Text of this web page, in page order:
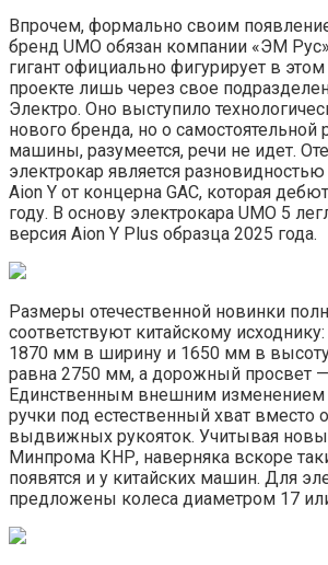
Впрочем, формально своим
бренд UMO обязан компании «ЭМ
гигант официально фигурирует в этом
проекте лишь через свое
Электро. Оно выступило
нового бренда, но о самостоятельной
машины, разумеется, речи не идет.
электрокар является
Aion Y от концерна GAC, которая
году. В основу электрокара UMO 5
версия Aion Y Plus образца 2025 года.
Размеры отечественной новинки
соответствуют китайскому
1870 мм в ширину и 1650 мм в
равна 2750 мм, а дорожный просвет
Единственным внешним изменением
ручки под естественный хват вместо
выдвижных рукояток. Учитывая
Минпрома КНР, наверняка вскоре
появятся и у китайских машин. Для
предложены колеса диаметром 17